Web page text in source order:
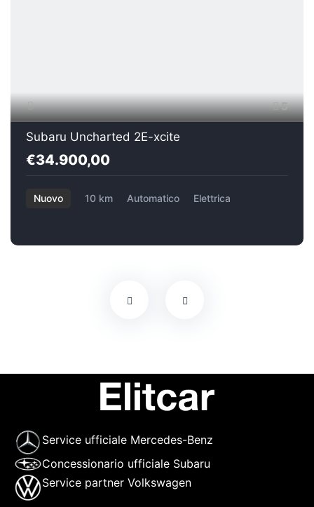
5
Subaru Uncharted 2E-xcite
€34.900,00
Nuovo 10 km Automatico Elettrica
Service ufficiale Mercedes-Benz
Concessionario ufficiale Subaru
Service partner Volkswagen